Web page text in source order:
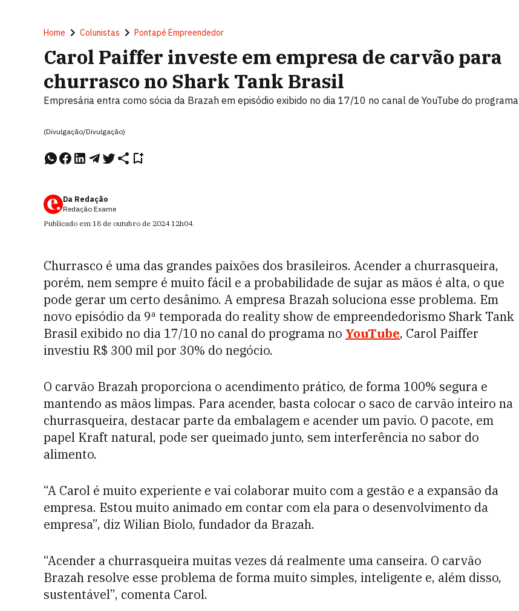
Home Colunistas Pontapé Empreendedor
Carol Paiffer investe em empresa de carvão para
churrasco no Shark Tank Brasil
Empresária entra como sócia da Brazah em episódio exibido no dia 17/10 no canal de YouTube do programa
(Divulgação/Divulgação)
Da Redação
Redação Exame
Publicado em 18 de outubro de 2024 12h04.
Churrasco é uma das grandes paixões dos brasileiros. Acender a churrasqueira,
porém, nem sempre é muito fácil e a probabilidade de sujar as mãos é alta, o que
pode gerar um certo desânimo. A empresa Brazah soluciona esse problema. Em
novo episódio da 9ª temporada do reality show de empreendedorismo Shark Tank
Brasil exibido no dia 17/10 no canal do programa no YouTube, Carol Paiffer
investiu R$ 300 mil por 30% do negócio.
O carvão Brazah proporciona o acendimento prático, de forma 100% segura e
mantendo as mãos limpas. Para acender, basta colocar o saco de carvão inteiro na
churrasqueira, destacar parte da embalagem e acender um pavio. O pacote, em
papel Kraft natural, pode ser queimado junto, sem interferência no sabor do
alimento.
“A Carol é muito experiente e vai colaborar muito com a gestão e a expansão da
empresa. Estou muito animado em contar com ela para o desenvolvimento da
empresa”, diz Wilian Biolo, fundador da Brazah.
“Acender a churrasqueira muitas vezes dá realmente uma canseira. O carvão
Brazah resolve esse problema de forma muito simples, inteligente e, além disso,
sustentável”, comenta Carol.